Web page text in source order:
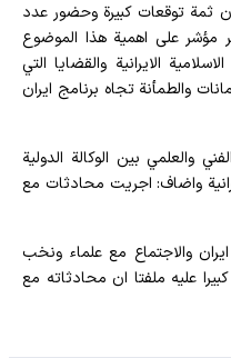
ثمة توقعات كبيرة وحضور عدد
مؤشر على اهمية هذا الموضوع
الايرانية والقضايا التي
والطمأنة تجاه برنامج ايران
والعلمي بين الوكالة الدولية
واضاف: اجريت محادثات مع
والاجتماع مع علماء ونخب
عليه ملفتا ان محادثاته مع